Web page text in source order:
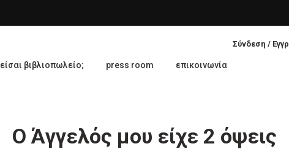
Σύνδεση /
είσαι βιβλιοπωλείο; press room επικοινωνία
Ο Άγγελός μου είχε 2 όψεις